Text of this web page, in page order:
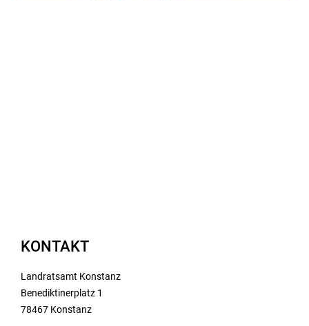
KONTAKT
Landratsamt Konstanz
Benediktinerplatz 1
78467 Konstanz